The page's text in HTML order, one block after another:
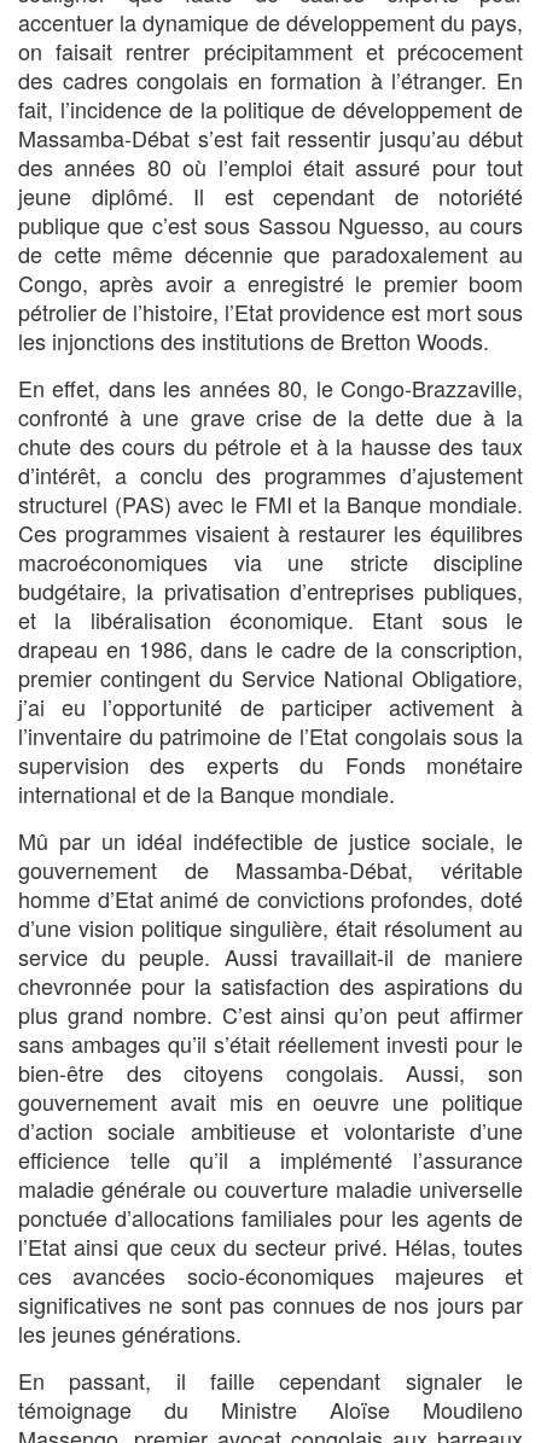
accentuer la dynamique de développement du pays,
on faisait rentrer précipitamment et précocement
des cadres congolais en formation à l’étranger. En
fait, l’incidence de la politique de développement de
Massamba-Débat s’est fait ressentir jusqu’au début
des années 80 où l’emploi était assuré pour tout
jeune diplômé. Il est cependant de notoriété
publique que c’est sous Sassou Nguesso, au cours
de cette même décennie que paradoxalement au
Congo, après avoir a enregistré le premier boom
pétrolier de l’histoire, l’Etat providence est mort sous
les injonctions des institutions de Bretton Woods.
En effet, dans les années 80, le Congo-Brazzaville,
confronté à une grave crise de la dette due à la
chute des cours du pétrole et à la hausse des taux
d’intérêt, a conclu des programmes d’ajustement
structurel (PAS) avec le FMI et la Banque mondiale.
Ces programmes visaient à restaurer les équilibres
macroéconomiques via une stricte discipline
budgétaire, la privatisation d’entreprises publiques,
et la libéralisation économique. Etant sous le
drapeau en 1986, dans le cadre de la conscription,
premier contingent du Service National Obligatiore,
j’ai eu l’opportunité de participer activement à
l’inventaire du patrimoine de l’Etat congolais sous la
supervision des experts du Fonds monétaire
international et de la Banque mondiale.
Mû par un idéal indéfectible de justice sociale, le
gouvernement de Massamba-Débat, véritable
homme d’Etat animé de convictions profondes, doté
d’une vision politique singulière, était résolument au
service du peuple. Aussi travaillait-il de maniere
chevronnée pour la satisfaction des aspirations du
plus grand nombre. C’est ainsi qu’on peut affirmer
sans ambages qu’il s’était réellement investi pour le
bien-être des citoyens congolais. Aussi, son
gouvernement avait mis en oeuvre une politique
d’action sociale ambitieuse et volontariste d’une
efficience telle qu’il a implémenté l’assurance
maladie générale ou couverture maladie universelle
ponctuée d’allocations familiales pour les agents de
l’Etat ainsi que ceux du secteur privé. Hélas, toutes
ces avancées socio-économiques majeures et
significatives ne sont pas connues de nos jours par
les jeunes générations.
En passant, il faille cependant signaler le
témoignage du Ministre Aloïse Moudileno